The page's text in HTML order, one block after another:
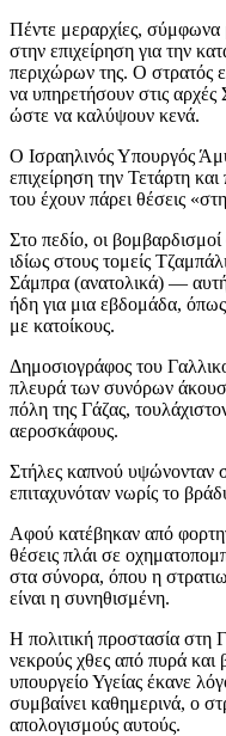
Πέντε μεραρχίες, σύμφωνα
στην επιχείρηση για την
περιχώρων της. Ο στρατός
να υπηρετήσουν στις
ώστε να καλύψουν κενά.
Ο Ισραηλινός Υπουργός
επιχείρηση την Τετάρτη
του έχουν πάρει θέσεις
Στο πεδίο, οι
ιδίως στους τομείς
Σάμπρα (ανατολικά) — αυτή
ήδη για μια εβδομάδα,
με κατοίκους.
Δημοσιογράφος του
πλευρά των συνόρων
πόλη της Γάζας,
αεροσκάφους.
Στήλες καπνού υψώνονταν
επιταχυνόταν νωρίς το
Αφού κατέβηκαν από
θέσεις πλάι σε
στα σύνορα, όπου η
είναι η συνηθισμένη.
Η πολιτική προστασία στη
νεκρούς χθες από πυρά
υπουργείο Υγείας έκανε
συμβαίνει καθημερινά, ο
απολογισμούς αυτούς.